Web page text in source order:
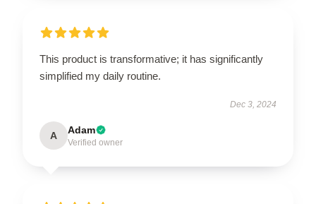
This product is transformative; it has significantly
simplified my daily routine.
Dec 3, 2024
A Adam
Verified owner